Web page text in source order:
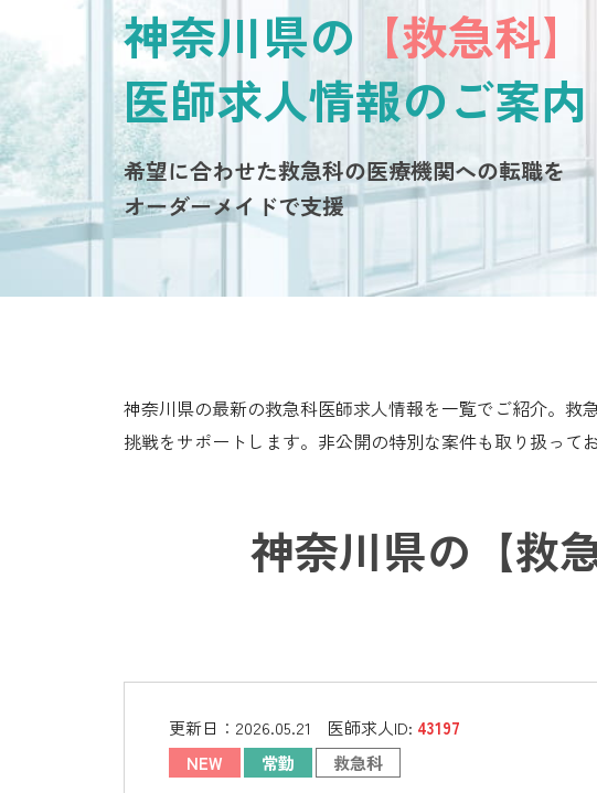
神奈川県の 【救急科】
医師求人情報のご案内
希望に合わせた救急科の医療機関への転職を
オーダーメイドで支援
神奈川県の最新の救急科医師求人情報を一覧でご紹介。
挑戦をサポートします。非公開の特別な案件も取り扱って
神奈川県の【救急
更新日： 2026.05.21 医師求人ID: 43197
NEW
常勤 救急科